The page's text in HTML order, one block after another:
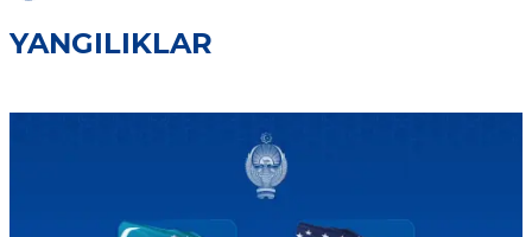
YANGILIKLAR